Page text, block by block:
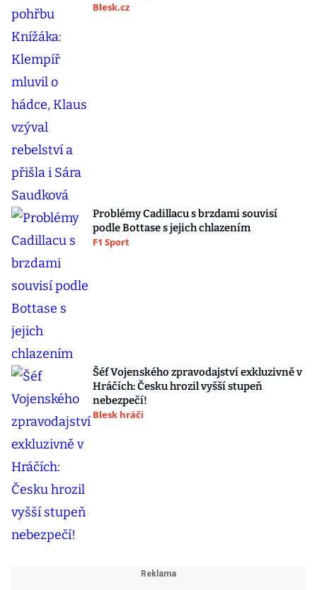
Blesk.cz
Problémy Cadillacu s brzdami souvisí
podle Bottase s jejich chlazením
F1 Sport
Šéf Vojenského zpravodajství exkluzivně v
Hráčích: Česku hrozil vyšší stupeň
nebezpečí!
Blesk hráči